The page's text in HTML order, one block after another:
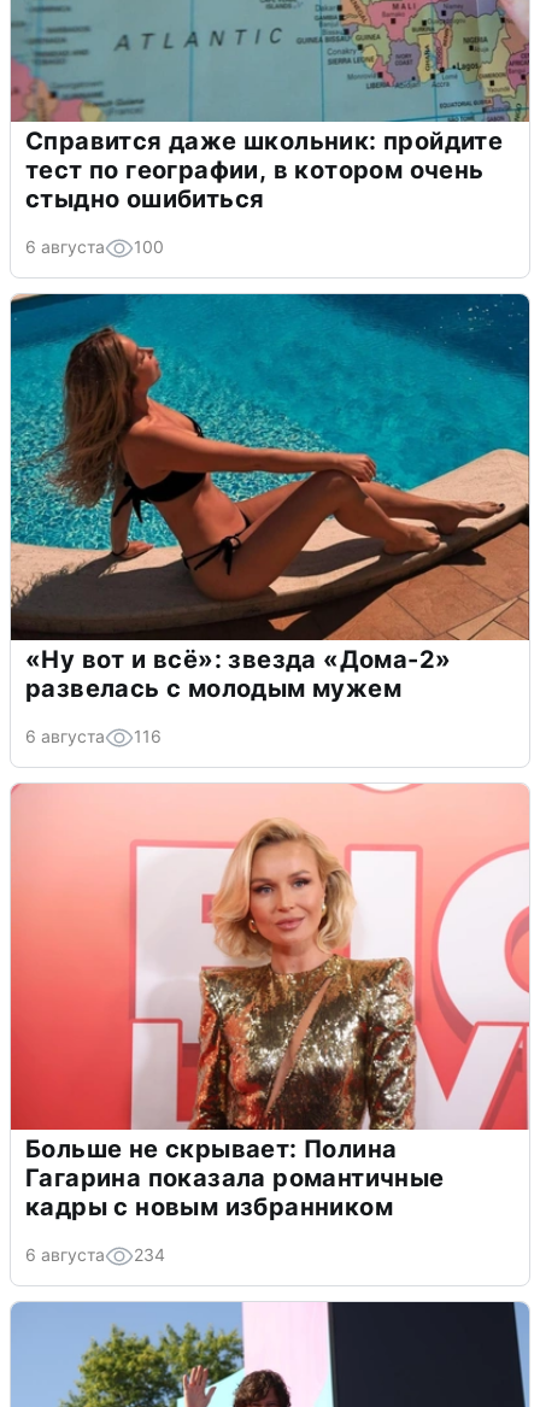
Справится даже школьник: пройдите
тест по географии, в котором очень
стыдно ошибиться
6 августа 100
«Ну вот и всё»: звезда «Дома-2»
развелась с молодым мужем
6 августа 116
Больше не скрывает: Полина
Гагарина показала романтичные
кадры с новым избранником
6 августа 234